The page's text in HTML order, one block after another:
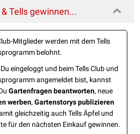
Tells gewinnen...
Mitglieder werden mit dem Tells
belohnt.
eingeloggt und beim Tells Club und
angemeldet bist, kannst
Gartenfragen beantworten, neue
werben, Gartenstorys publizieren
gleichzeitig auch Tells Äpfel und
für den nächsten Einkauf gewinnen.